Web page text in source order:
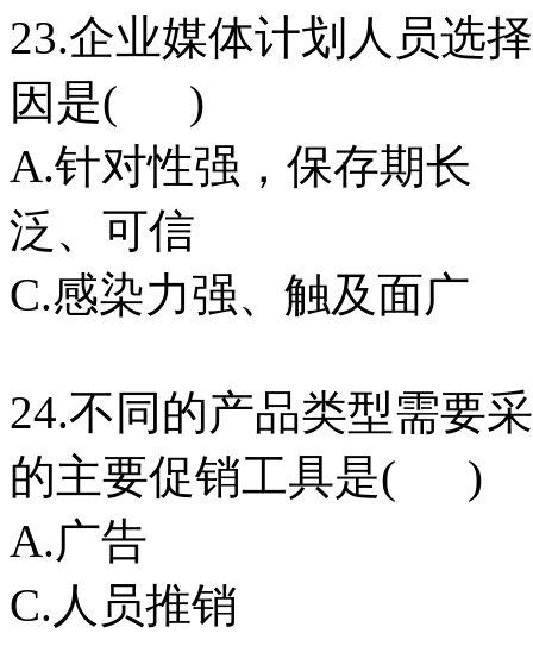
23.企业媒体计划人员选
因是( )
A.针对性强，保存
泛、可信
C.感染力强、触及
24.不同的产品类型需要
的主要促销工具是( )
A.广告 B.销
C.人员推销